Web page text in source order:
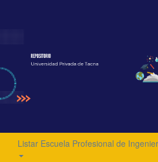
Listar Escuela Profesional de